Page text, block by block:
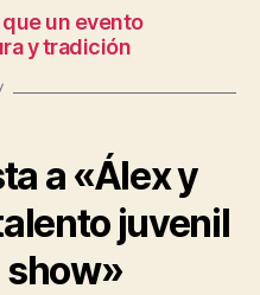
un evento
y tradición
a «Álex y
juvenil
show»